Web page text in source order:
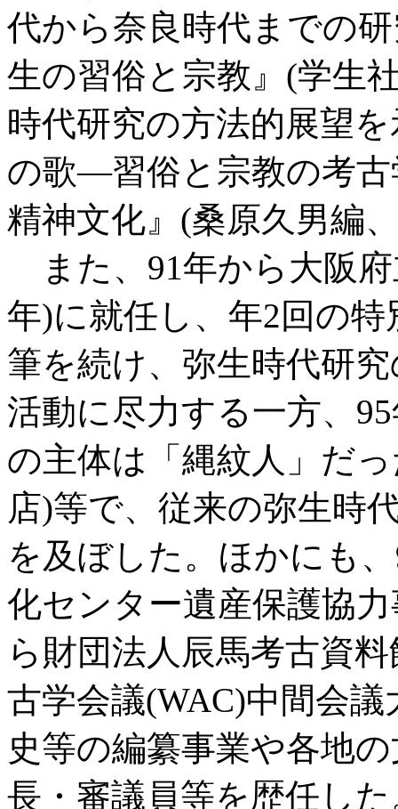
代から奈良時代までの
生の習俗と宗教』(学生
時代研究の方法的展望
の歌―習俗と宗教の考
精神文化』(桑原久男編
また、91年から大阪府
年)に就任し、年2回の
筆を続け、弥生時代研
活動に尽力する一方、
の主体は「縄紋人」だ
店)等で、従来の弥生時
を及ぼした。ほかにも
化センター遺産保護協
ら財団法人辰馬考古資
古学会議(WAC)中間会
史等の編纂事業や各地
長・審議員等を歴任し